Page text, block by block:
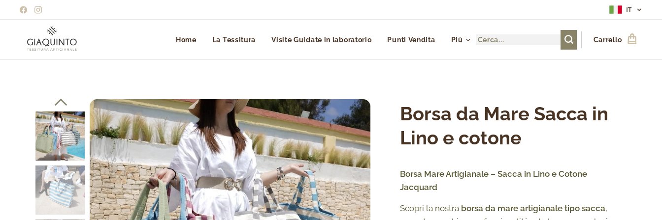
IT
Home La Tessitura Visite Guidate in laboratorio Punti Vendita Più Carrello
Borsa da Mare Sacca in
Lino e cotone
Borsa Mare Artigianale – Sacca in Lino e Cotone
Jacquard
Scopri la nostra borsa da mare artigianale tipo sacca,